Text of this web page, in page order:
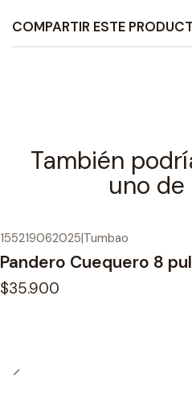
COMPARTIR ESTE
También
uno
155219062025|Tumbao
Pandero Cuequero 8
$35.900